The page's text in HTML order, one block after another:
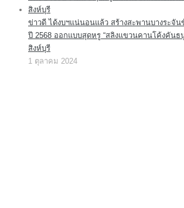
ข่าวดี ได้งบฯแน่นอนแล้ว สร้างสะพานบางระจัน
ปี 2568 ออกแบบสุดหรู “สลิงแขวนคานโค้งคันธ
สิงห์บุรี
1 ตุลาคม 2024